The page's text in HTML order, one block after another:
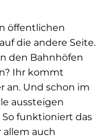
öffentlichen
die andere Seite.
den Bahnhöfen
Ihr kommt
an. Und schon im
aussteigen
So funktioniert das
allem auch